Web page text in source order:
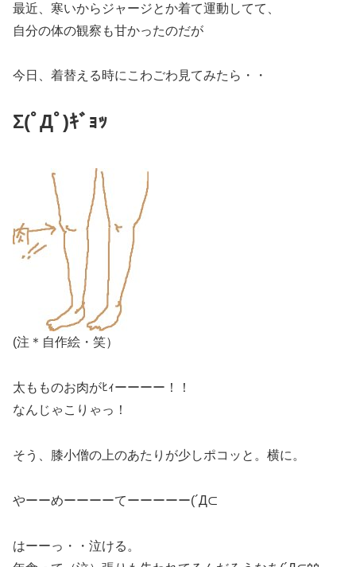
最近、寒いからジャージとか着て運動してて、
自分の体の観察も甘かったのだが
今日、着替える時にこわごわ見てみたら・・
Σ(ﾟДﾟ)ｷﾞｮｯ
(注＊自作絵・笑）
太もものお肉がﾋｨーーーー！！
なんじゃこりゃっ！
そう、膝小僧の上のあたりが少しポコッと。横に。
やーーめーーーーてーーーーー(´Д⊂
はーーっ・・泣ける。